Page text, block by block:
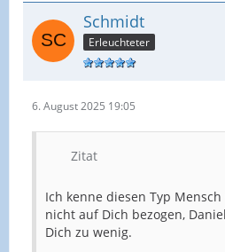
Schmidt
Erleuchteter
6. August 2025 19:05
Zitat
Ich kenne diesen Typ
nicht auf Dich bezogen,
Dich zu wenig.